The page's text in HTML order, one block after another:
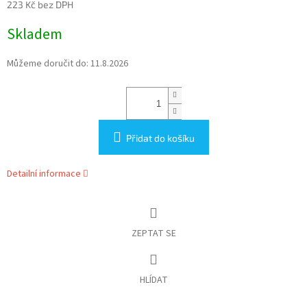
223 Kč bez DPH
cena:
Skladem
Můžeme doručit do: 11.8.2026
Přidat do košíku
Detailní informace
ZEPTAT SE
HLÍDAT